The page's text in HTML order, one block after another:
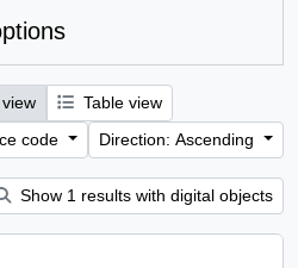
Table view
code
Direction: Ascending
Show 1 results with digital objects